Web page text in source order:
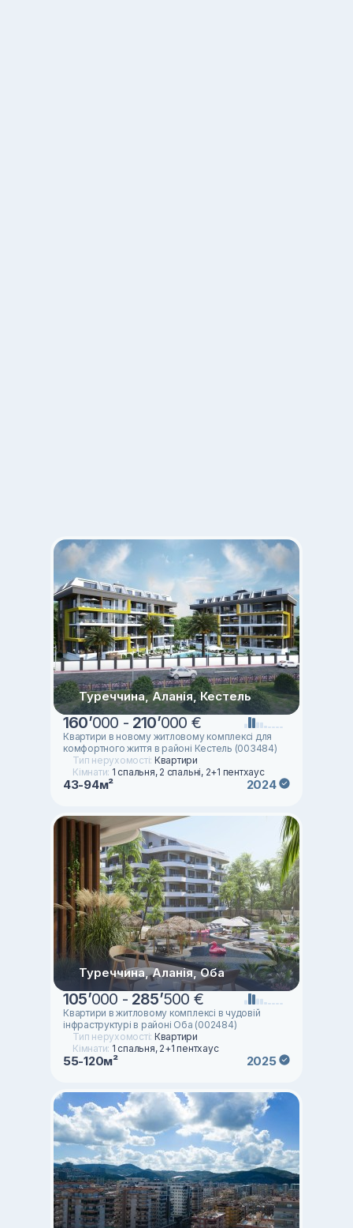
Туреччина, Аланія, Кестель
160’000 - 210’000 €
Квартири в новому житловому комплексі для
комфортного життя в районі Кестель (003484)
Тип нерухомості: Квартири
Кімнати: 1 спальня, 2 спальні, 2+1 пентхаус
43-94м² 2024
Туреччина, Аланія, Оба
105’000 - 285’500 €
Квартири в житловому комплексі в чудовій
інфраструктурі в районі Оба (002484)
Тип нерухомості: Квартири
Кімнати: 1 спальня, 2+1 пентхаус
55-120м² 2025